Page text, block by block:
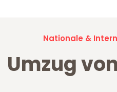
Nationale &
Umzug